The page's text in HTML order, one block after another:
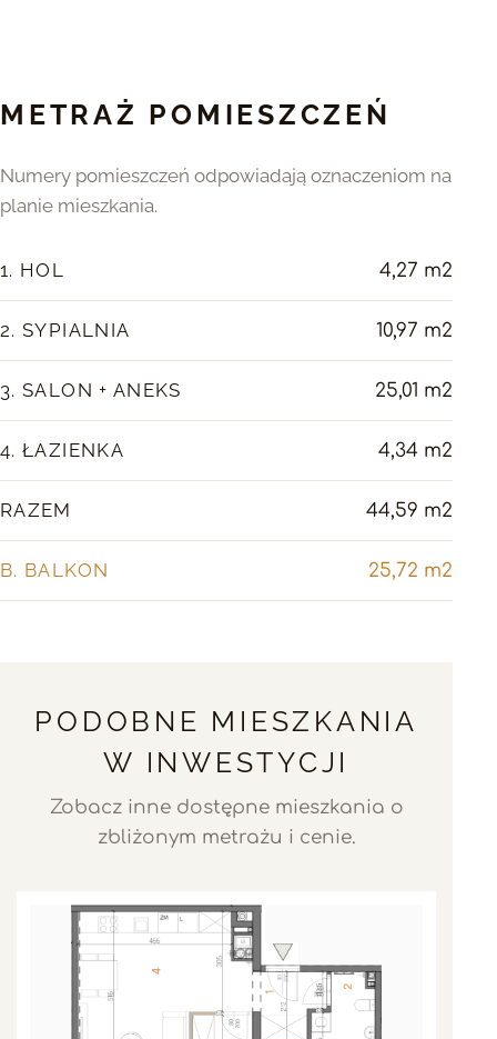
METRAŻ POMIESZCZEŃ
Numery pomieszczeń odpowiadają oznaczeniom na
planie mieszkania.
1. HOL 4,27 m2
2. SYPIALNIA 10,97 m2
3. SALON + ANEKS 25,01 m2
4. ŁAZIENKA 4,34 m2
RAZEM 44,59 m2
B. BALKON 25,72 m2
PODOBNE MIESZKANIA
W INWESTYCJI
Zobacz inne dostępne mieszkania o
zbliżonym metrażu i cenie.